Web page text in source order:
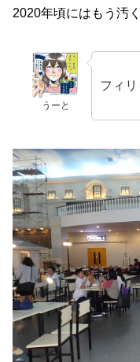
2020年頃にはもう汚
うーと
フィリ